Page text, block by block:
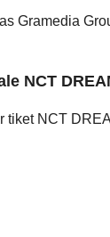
Gramedia
NCT
tiket NCT